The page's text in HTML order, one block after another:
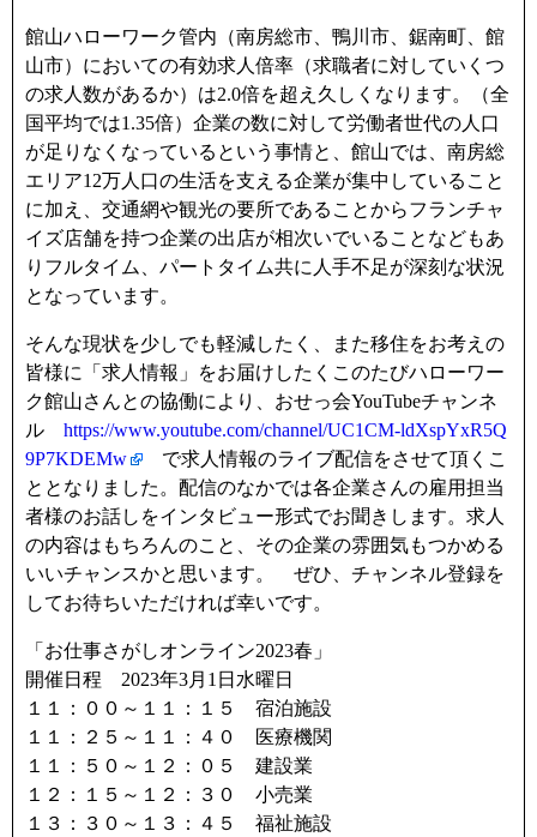
館山ハローワーク管内（南房総市、鴨川市、鋸南町、館
山市）においての有効求人倍率（求職者に対していくつ
の求人数があるか）は2.0倍を超え久しくなります。（全
国平均では1.35倍）企業の数に対して労働者世代の人口
が足りなくなっているという事情と、館山では、南房総
エリア12万人口の生活を支える企業が集中していること
に加え、交通網や観光の要所であることからフランチャ
イズ店舗を持つ企業の出店が相次いでいることなどもあ
りフルタイム、パートタイム共に人手不足が深刻な状況
となっています。
そんな現状を少しでも軽減したく、また移住をお考えの
皆様に「求人情報」をお届けしたくこのたびハローワー
ク館山さんとの協働により、おせっ会YouTubeチャンネ
ル https://www.youtube.com/channel/UC1CM-ldXspYxR5Q
9P7KDEMw
で求人情報のライブ配信をさせて頂くこ
ととなりました。配信のなかでは各企業さんの雇用担当
者様のお話しをインタビュー形式でお聞きします。求人
の内容はもちろんのこと、その企業の雰囲気もつかめる
いいチャンスかと思います。 ぜひ、チャンネル登録を
してお待ちいただければ幸いです。
「お仕事さがしオンライン2023春」
開催日程 2023年3月1日水曜日
１１：００～１１：１５ 宿泊施設
１１：２５～１１：４０ 医療機関
１１：５０～１２：０５ 建設業
１２：１５～１２：３０ 小売業
１３：３０～１３：４５ 福祉施設